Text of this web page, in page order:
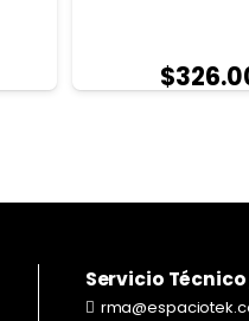
$
Servicio Técnico